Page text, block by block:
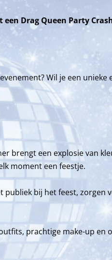
Drag Queen Party
Wil je een
brengt een explosie van
moment een feestje.
bij het feest,
prachtige make-up en